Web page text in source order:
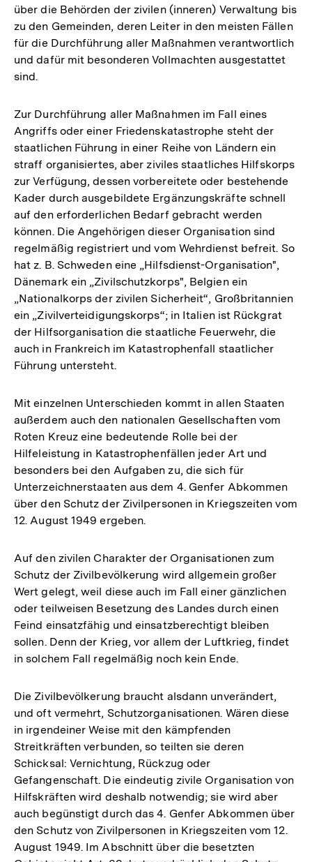
über die Behörden der zivilen (inneren) Verwaltung bis
zu den Gemeinden, deren Leiter in den meisten Fällen
für die Durchführung aller Maßnahmen verantwortlich
und dafür mit besonderen Vollmachten ausgestattet
sind.
Zur Durchführung aller Maßnahmen im Fall eines
Angriffs oder einer Friedenskatastrophe steht der
staatlichen Führung in einer Reihe von Ländern ein
straff organisiertes, aber ziviles staatliches Hilfskorps
zur Verfügung, dessen vorbereitete oder bestehende
Kader durch ausgebildete Ergänzungskräfte schnell
auf den erforderlichen Bedarf gebracht werden
können. Die Angehörigen dieser Organisation sind
regelmäßig registriert und vom Wehrdienst befreit. So
hat z. B. Schweden eine „Hilfsdienst-Organisation",
Dänemark ein „Zivilschutzkorps", Belgien ein
„Nationalkorps der zivilen Sicherheit“, Großbritannien
ein „Zivilverteidigungskorps“; in Italien ist Rückgrat
der Hilfsorganisation die staatliche Feuerwehr, die
auch in Frankreich im Katastrophenfall staatlicher
Führung untersteht.
Mit einzelnen Unterschieden kommt in allen Staaten
außerdem auch den nationalen Gesellschaften vom
Roten Kreuz eine bedeutende Rolle bei der
Hilfeleistung in Katastrophenfällen jeder Art und
besonders bei den Aufgaben zu, die sich für
Unterzeichnerstaaten aus dem 4. Genfer Abkommen
über den Schutz der Zivilpersonen in Kriegszeiten vom
12. August 1949 ergeben.
Auf den zivilen Charakter der Organisationen zum
Schutz der Zivilbevölkerung wird allgemein großer
Wert gelegt, weil diese auch im Fall einer gänzlichen
oder teilweisen Besetzung des Landes durch einen
Feind einsatzfähig und einsatzberechtigt bleiben
sollen. Denn der Krieg, vor allem der Luftkrieg, findet
in solchem Fall regelmäßig noch kein Ende.
Die Zivilbevölkerung braucht alsdann unverändert,
und oft vermehrt, Schutzorganisationen. Wären diese
in irgendeiner Weise mit den kämpfenden
Streitkräften verbunden, so teilten sie deren
Schicksal: Vernichtung, Rückzug oder
Gefangenschaft. Die eindeutig zivile Organisation von
Hilfskräften wird deshalb notwendig; sie wird aber
auch begünstigt durch das 4. Genfer Abkommen über
den Schutz von Zivilpersonen in Kriegszeiten vom 12.
August 1949. Im Abschnitt über die besetzten